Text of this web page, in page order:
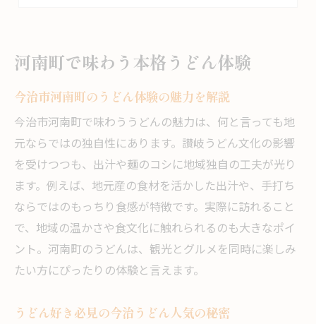
うどんの名店探しで河南町を満喫する方法
地元流ならではのうどんの楽しみ方
今治うどんを地元流で味わうコツとは
河南町で定番のうどん食べ歩き術を紹介
うどんと地元食材のベストな組み合わせ
人気のうどん店で味わう地元流の工夫
うどんが美味しい季節限定メニュー体験
食べ比べで違いを感じるうどんの奥深さ
今治うどんのコシを徹底解説
今治のうどんが誇る強いコシの特徴
食感で選ぶ今治うどんの楽しみ方とは
河南町で味わう本格うどん体験
今治市河南町のうどん体験の魅力を解説
今治市河南町で味わううどんの魅力は、何と言っても地
元ならではの独自性にあります。讃岐うどん文化の影響
を受けつつも、出汁や麺のコシに地域独自の工夫が光り
ます。例えば、地元産の食材を活かした出汁や、手打ち
ならではのもっちり食感が特徴です。実際に訪れること
で、地域の温かさや食文化に触れられるのも大きなポイ
ント。河南町のうどんは、観光とグルメを同時に楽しみ
たい方にぴったりの体験と言えます。
うどん好き必見の今治うどん人気の秘密